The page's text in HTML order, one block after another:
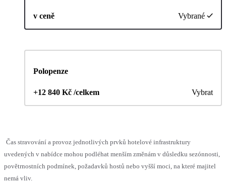
v ceně Vybrané
Polopenze
+12 840 Kč /celkem Vybrat
Čas stravování a provoz jednotlivých prvků hotelové infrastruktury
uvedených v nabídce mohou podléhat menším změnám v důsledku sezónnosti,
povětrnostních podmínek, požadavků hostů nebo vyšší moci, na které majitel
nemá vliv.